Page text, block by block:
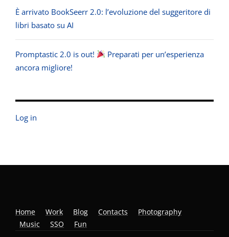
È arrivato BookSeerr 2.0: l’evoluzione del suggeritore di
libri basato su AI
Promptastic 2.0 is out!
Preparati per un’esperienza
ancora migliore!
Log in
Home Work Blog Contacts
Photography
Music
SSO Fun